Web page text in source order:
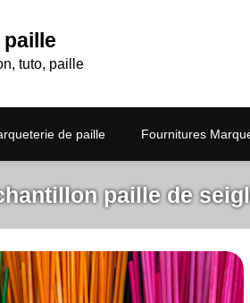
paille
tuto, paille
de paille Fournitures
paille de